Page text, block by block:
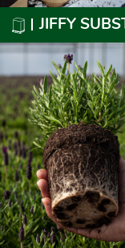
JIFFY